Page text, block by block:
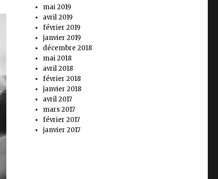
mai 2019
avril 2019
février 2019
janvier 2019
décembre 2018
mai 2018
avril 2018
février 2018
janvier 2018
avril 2017
mars 2017
février 2017
janvier 2017